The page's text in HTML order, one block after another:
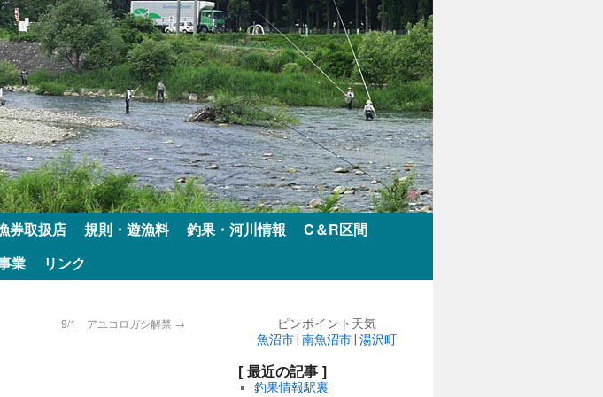
券取扱店 規則・遊漁料 釣果・河川情報
C＆R区間
業 リンク
9/1 アユコロガシ解禁 →
ピンポイント天気
魚沼市 南魚沼市 湯沢町
[ 最近の記事 ]
釣果情報駅裏